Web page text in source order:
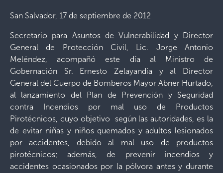
San Salvador, 17 de septiembre de 2012
Secretario para Asuntos de Vulnerabilidad y Director
General de Protección Civil, Lic. Jorge Antonio
Meléndez, acompañó este día al Ministro de
Gobernación Sr. Ernesto Zelayandía y al Director
General del Cuerpo de Bomberos Mayor Abner Hurtado,
al lanzamiento del Plan de Prevención y Seguridad
contra Incendios por mal uso de Productos
Pirotécnicos, cuyo objetivo según las autoridades, es la
de evitar niñas y niños quemados y adultos lesionados
por accidentes, debido al mal uso de productos
pirotécnicos; además, de prevenir incendios y
accidentes ocasionados por la pólvora antes y durante